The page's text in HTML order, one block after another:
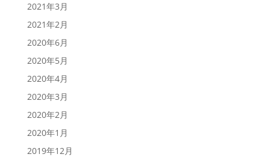
2021年3月
2021年2月
2020年6月
2020年5月
2020年4月
2020年3月
2020年2月
2020年1月
2019年12月